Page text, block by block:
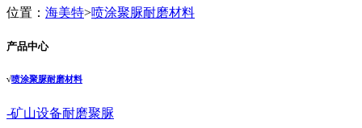
位置： 海美特>喷涂聚脲耐磨材料
产品中心
√喷涂聚脲耐磨材料
-矿山设备耐磨聚脲